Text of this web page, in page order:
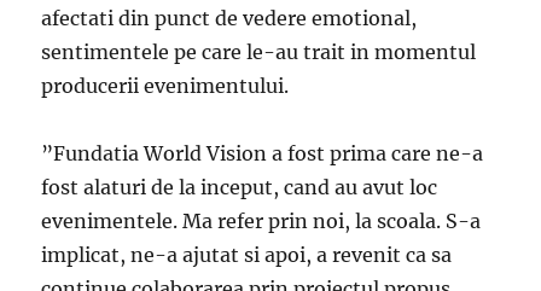
afectati din punct de vedere emotional,
sentimentele pe care le-au trait in momentul
producerii evenimentului.
”Fundatia World Vision a fost prima care ne-a
fost alaturi de la inceput, cand au avut loc
evenimentele. Ma refer prin noi, la scoala. S-a
implicat, ne-a ajutat si apoi, a revenit ca sa